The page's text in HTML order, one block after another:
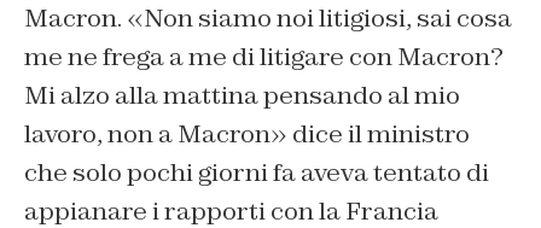
Macron. «Non siamo noi litigiosi, sai cosa
me ne frega a me di litigare con Macron?
Mi alzo alla mattina pensando al mio
lavoro, non a Macron» dice il ministro
che solo pochi giorni fa aveva tentato di
appianare i rapporti con la Francia